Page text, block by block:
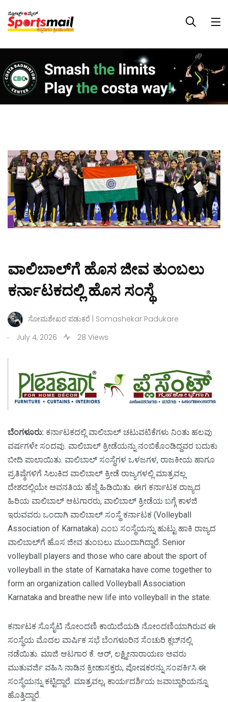
ವಾಲಿಬಾಲ್‌ಗೆ ಹೊಸ ಜೀವ ತುಂಬಲು
ಕರ್ನಾಟಕದಲ್ಲಿ ಹೊಸ ಸಂಸ್ಥೆ
ಸೋಮಶೇಖರ ಪಡುಕರೆ | Somashekar Padukare
.
July 4, 2026 28 Views
ಬೆಂಗಳೂರು: ಕರ್ನಾಟಕದಲ್ಲಿ ವಾಲಿಬಾಲ್‌ ಚಟುವಟಿಕೆಗಳು ನಿಂತು ಹಲವು
ವರ್ಷಗಳೇ ಸಂದವು. ವಾಲಿಬಾಲ್‌ ಕ್ರೀಡೆಯನ್ನು ನಂಬಿಕೊಂಡಿದ್ದವರ ಬದುಕು
ಬೀದಿ ಪಾಲಾಯಿತು. ವಾಲಿಬಾಲ್‌ ಸಂಸ್ಥೆಗಳ ಒಳಜಗಳ, ರಾಜಕೀಯ ಹಾಗೂ
ಪ್ರತಿಷ್ಠೆಗಳಿಗೆ ಸಿಲುಕಿದ ವಾಲಿಬಾಲ್‌ ಕ್ರೀಡೆ ರಾಜ್ಯಗಳಲ್ಲಿ ಮಾತ್ರವಲ್ಲ
ದೇಶದಲ್ಲಿಯೇ ಅವನತಿಯ ಹೆಜ್ಜೆ ಹಿಡಿಯಿತು. ಈಗ ಕರ್ನಾಟಕ ರಾಜ್ಯದ
ಹಿರಿಯ ವಾಲಿಬಾಲ್‌ ಆಟಗಾರರು, ವಾಲಿಬಾಲ್‌ ಕ್ರೀಡೆಯ ಬಗ್ಗೆ ಕಾಳಜಿ
ಇರುವವರು ಒಂದಾಗಿ ವಾಲಿಬಾಲ್‌ ಸಂಸ್ಥೆ ಕರ್ನಾಟಕ (Volleyball
Association of Karnataka) ಎಂಬ ಸಂಸ್ಥೆಯನ್ನು ಹುಟ್ಟು ಹಾಕಿ ರಾಜ್ಯದ
ವಾಲಿಬಾಲ್‌ಗೆ ಹೊಸ ಜೀವ ತುಂಬಲು ಮುಂದಾಗಿದ್ದಾರೆ. Senior
volleyball players and those who care about the sport of
volleyball in the state of Karnataka have come together to
form an organization called Volleyball Association
Karnataka and breathe new life into volleyball in the state.
ಕರ್ನಾಟಕ ಸೊಸೈಟಿ ನೋಂದಣಿ ಕಾಯಿದೆಯಡಿ ನೋಂದಣಿಯಾಗಿರುವ ಈ
ಸಂಸ್ಥೆಯ ಮೊದಲ ವಾರ್ಷಿಕ ಸಭೆ ಬೆಂಗಳೂರಿನ ಸೆಂಚುರಿ ಕ್ಲಬ್‌ನಲ್ಲಿ
ನಡೆಯಿತು. ಮಾಜಿ ಆಟಗಾರ ಕೆ. ಆರ್‌, ಲಕ್ಷ್ಮೀನಾರಾಯಣ ಅವರು
ಮುತುವರ್ಜಿ ವಹಿಸಿ ನಾಡಿನ ಕ್ರೀಡಾಸಕ್ತರು, ಪೋಷಕರನ್ನು ಸಂಪರ್ಕಿಸಿ ಈ
ಸಂಸ್ಥೆಯನ್ನು ಕಟ್ಟಿದ್ದಾರೆ. ಮಾತ್ರವಲ್ಲ, ಕಾರ್ಯದರ್ಶಿಯ ಜವಾಬ್ದಾರಿಯನ್ನೂ
ಹೊತ್ತಿದ್ದಾರೆ.